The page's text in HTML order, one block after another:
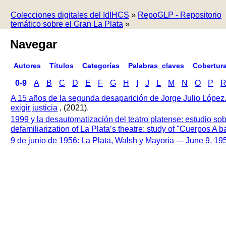
Colecciones digitales del IdIHCS » RepoGLP - Repositorio
temático sobre el Gran La Plata »
Navegar
Autores Títulos Categorías Palabras_claves
0-9 A B C D E F G H J L M N O P
R
A 15 años de la segunda desaparición de Jorge Julio
exigir justicia , (2021).
1999 y la desautomatización del teatro platense: estudio
defamiliarization of La Plata’s theatre: study of "Cuerpos A
9 de junio de 1956: La Plata, Walsh y Mayoría --- June 9,